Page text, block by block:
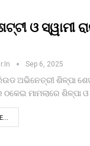
ଓ ସ୍ୱାମୀ
Sep 6, 2025
ଅଭିନେତ୍ରୀ ଶିଳ୍ପା
ମାମଲାରେ ଶିଳ୍ପା ଓ